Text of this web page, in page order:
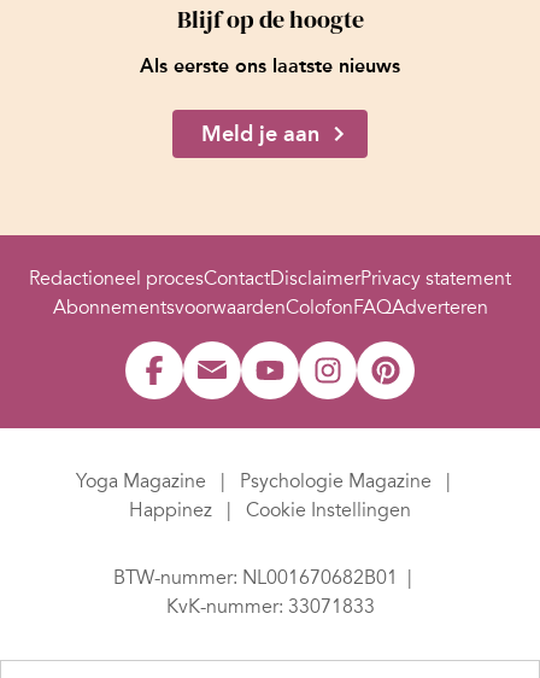
Blijf op de hoogte
Als eerste ons laatste nieuws
Meld je aan
Redactioneel procesContactDisclaimerPrivacy statement
AbonnementsvoorwaardenColofonFAQAdverteren
Yoga Magazine
Psychologie Magazine
Happinez
Cookie Instellingen
BTW-nummer: NL001670682B01
KvK-nummer: 33071833